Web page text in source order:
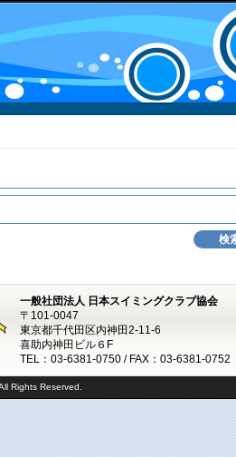
一般社団法人 日本スイミングクラブ協会
〒101-0047
東京都千代田区内神田2-11-6
喜助内神田ビル６F
TEL：03-6381-0750 / FAX：03-6381-0752
Rights Reserved.